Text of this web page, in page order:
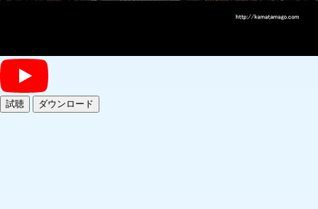
試聴 ダウンロード